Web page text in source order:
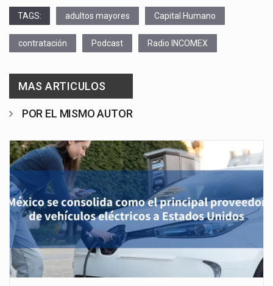
TAGS: adultos mayores Capital Humano
contratación Podcast Radio INCOMEX
MAS ARTICULOS
POR EL MISMO AUTOR